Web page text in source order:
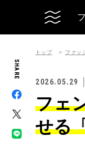
SHARE
トップ ファッ
2026.05.29
フェ
せる